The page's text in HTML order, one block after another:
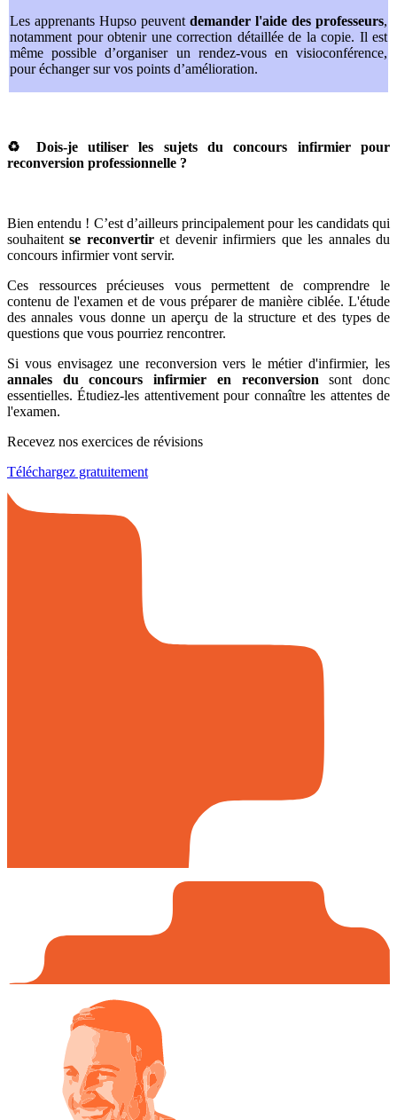
Les apprenants Hupso peuvent demander l'aide des professeurs,
notamment pour obtenir une correction détaillée de la copie. Il est
même possible d’organiser un rendez-vous en visioconférence,
pour échanger sur vos points d’amélioration.
♻️ Dois-je utiliser les sujets du concours infirmier pour
reconversion professionnelle ?
Bien entendu ! C’est d’ailleurs principalement pour les candidats qui
souhaitentse reconvertiret devenir infirmiers que les annales du
concours infirmier vont servir.
Ces ressources précieuses vous permettent de comprendre le
contenu de l'examen et de vous préparer de manière ciblée. L'étude
des annales vous donne un aperçu de la structure et des types de
questions que vous pourriez rencontrer.
Si vous envisagez une reconversion vers le métier d'infirmier, les
annales du concours infirmier en reconversion sont donc
essentielles. Étudiez-les attentivement pour connaître les attentes de
l'examen.
Recevez nos exercices de révisions
Téléchargez gratuitement